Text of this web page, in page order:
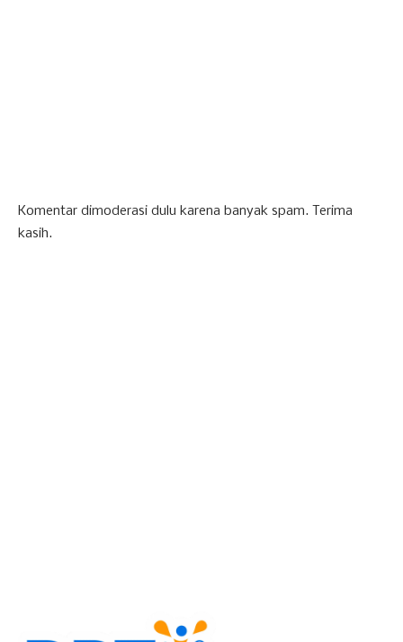
Komentar dimoderasi dulu karena banyak spam. Terima
kasih.